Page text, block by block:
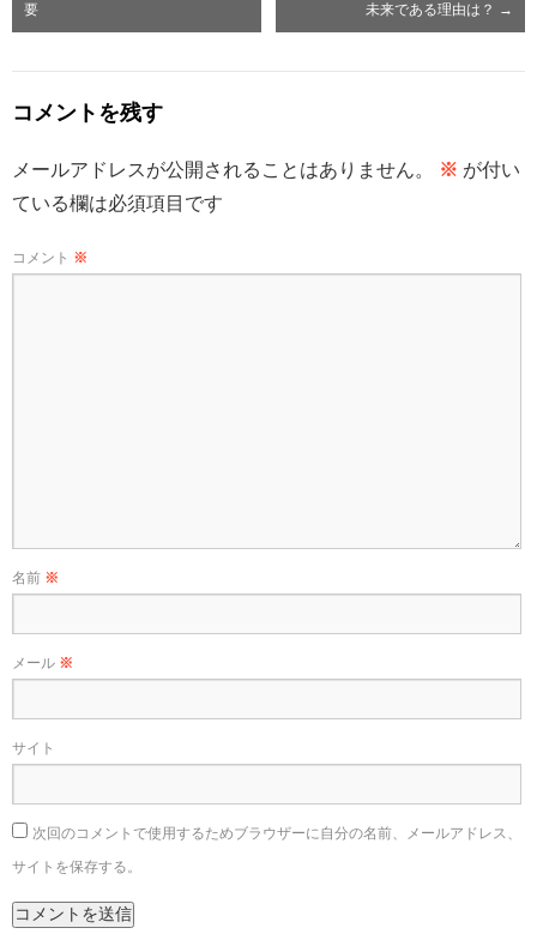
要
未来である理由は？ →
コメントを残す
メールアドレスが公開されることはありません。 ※ が付い
ている欄は必須項目です
コメント ※
名前 ※
メール ※
サイト
次回のコメントで使用するためブラウザーに自分の名前、メールアドレス、
サイトを保存する。